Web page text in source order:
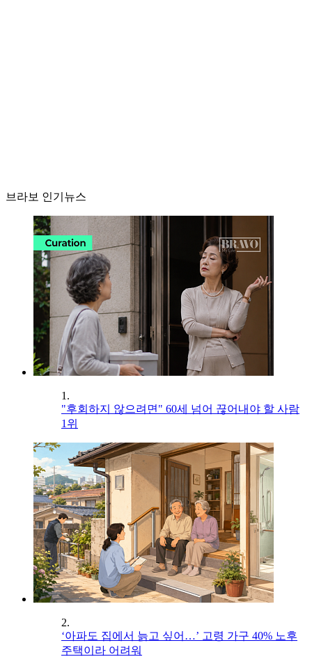
브라보 인기뉴스
1.
"후회하지 않으려면" 60세 넘어 끊어내야 할 사람
1위
2.
‘아파도 집에서 늙고 싶어…’ 고령 가구 40% 노후
주택이라 어려워